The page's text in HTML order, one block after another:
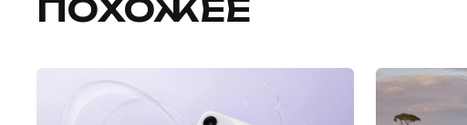
ПОХОЖЕЕ